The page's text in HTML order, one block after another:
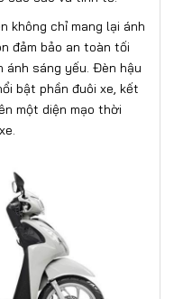
không chỉ mang lại ánh
đảm bảo an toàn tối
ánh sáng yếu. Đèn hậu
bật phần đuôi xe, kết
một diện mạo thời